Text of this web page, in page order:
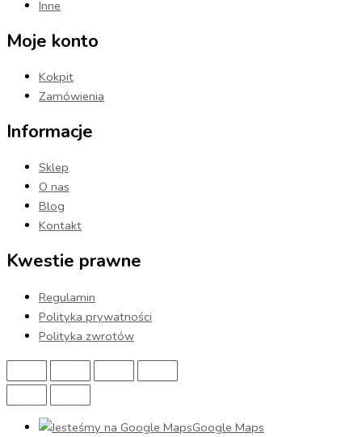
Inne
Moje konto
Kokpit
Zamówienia
Informacje
Sklep
O nas
Blog
Kontakt
Kwestie prawne
Regulamin
Polityka prywatności
Polityka zwrotów
Google Maps